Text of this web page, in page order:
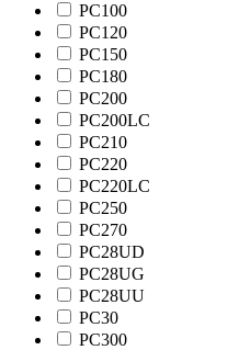
PC100
PC120
PC150
PC180
PC200
PC200LC
PC210
PC220
PC220LC
PC250
PC270
PC28UD
PC28UG
PC28UU
PC30
PC300